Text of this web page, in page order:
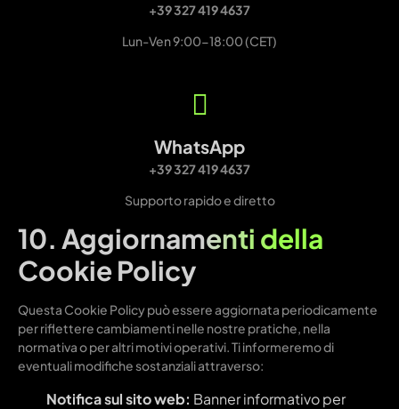
+39 327 419 4637
Lun-Ven 9:00-18:00 (CET)
WhatsApp
+39 327 419 4637
Supporto rapido e diretto
10. Aggiornamenti della
Cookie Policy
Questa Cookie Policy può essere aggiornata periodicamente
per riflettere cambiamenti nelle nostre pratiche, nella
normativa o per altri motivi operativi. Ti informeremo di
eventuali modifiche sostanziali attraverso:
Notifica sul sito web: Banner informativo per